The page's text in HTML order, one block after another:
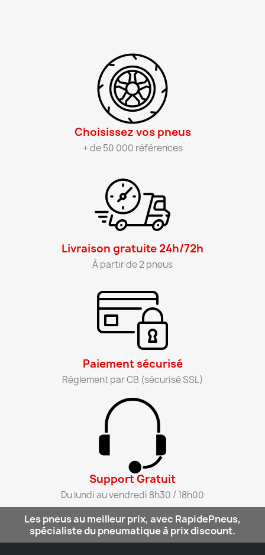
Choisissez vos pneus​
+ de 50 000 références
Livraison gratuite 24h/72h​
À partir de 2 pneus​
Paiement sécurisé​
Règlement par CB (sécurisé SSL)​
Support Gratuit​
Du lundi au vendredi 8h30 / 18h00​
Les pneus au meilleur prix, avec RapidePneus,
spécialiste du pneumatique à prix discount.